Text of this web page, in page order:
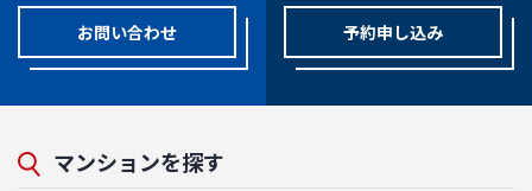
お問い合わせ 予約申し込み
マンションを探す